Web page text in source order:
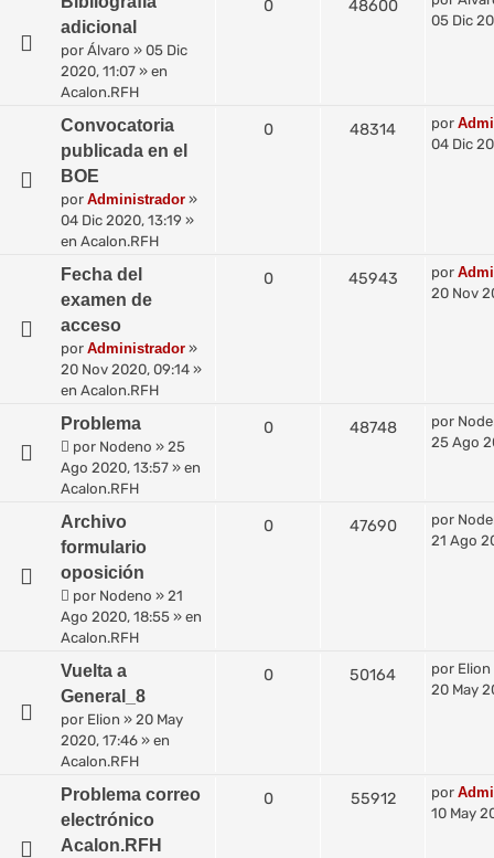
adicional
por Álvaro » 05 Dic
2020, 11:07 » en
Acalon.RFH
0 48600
05 Dic
Convocatoria
publicada en el
BOE
por Administrador »
04 Dic 2020, 13:19 »
en Acalon.RFH
0 48314 por
04 Dic
Fecha del
examen de
acceso
por Administrador »
20 Nov 2020, 09:14 »
en Acalon.RFH
0 45943 por
20 Nov
Problema
por Nodeno » 25
Ago 2020, 13:57 » en
Acalon.RFH
0 48748 por
25 Ago
Archivo
formulario
oposición
por Nodeno » 21
Ago 2020, 18:55 » en
Acalon.RFH
0 47690 por
21 Ago
Vuelta a
General_8
por Elion » 20 May
2020, 17:46 » en
Acalon.RFH
0 50164 por Elion
20 May
Problema correo
electrónico
Acalon.RFH
0 55912 por
10 May